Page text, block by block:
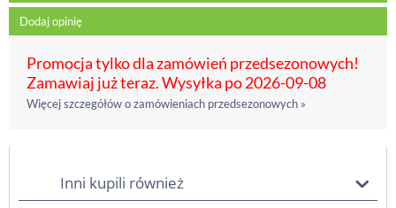
Dodaj opinię
Promocja tylko dla zamówień przedsezonowych!
Zamawiaj już teraz. Wysyłka po 2026-09-08
Więcej szczegółów o zamówieniach przedsezonowych »
Inni kupili również